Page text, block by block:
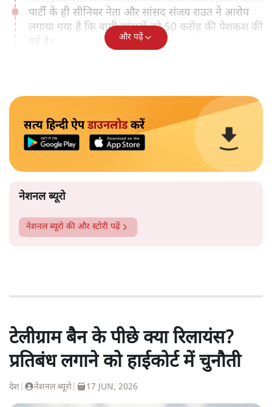
पार्टी के ही सीनियर नेता और सांसद संजय राउत ने आरोप
लगाया गया है कि बागी सांसदों को 50 करोड़ की पेशकश की
गई है।
और पढ़ें
सत्य हिन्दी ऐपडाउनलोडकरें
नेशनल ब्यूरो
नेशनल ब्यूरो की और स्टोरी पढ़ें
टेलीग्राम बैन के पीछे क्या रिलायंस?
प्रतिबंध लगाने को हाईकोर्ट में चुनौती
देश नेशनल ब्यूरो 17 JUN, 2026